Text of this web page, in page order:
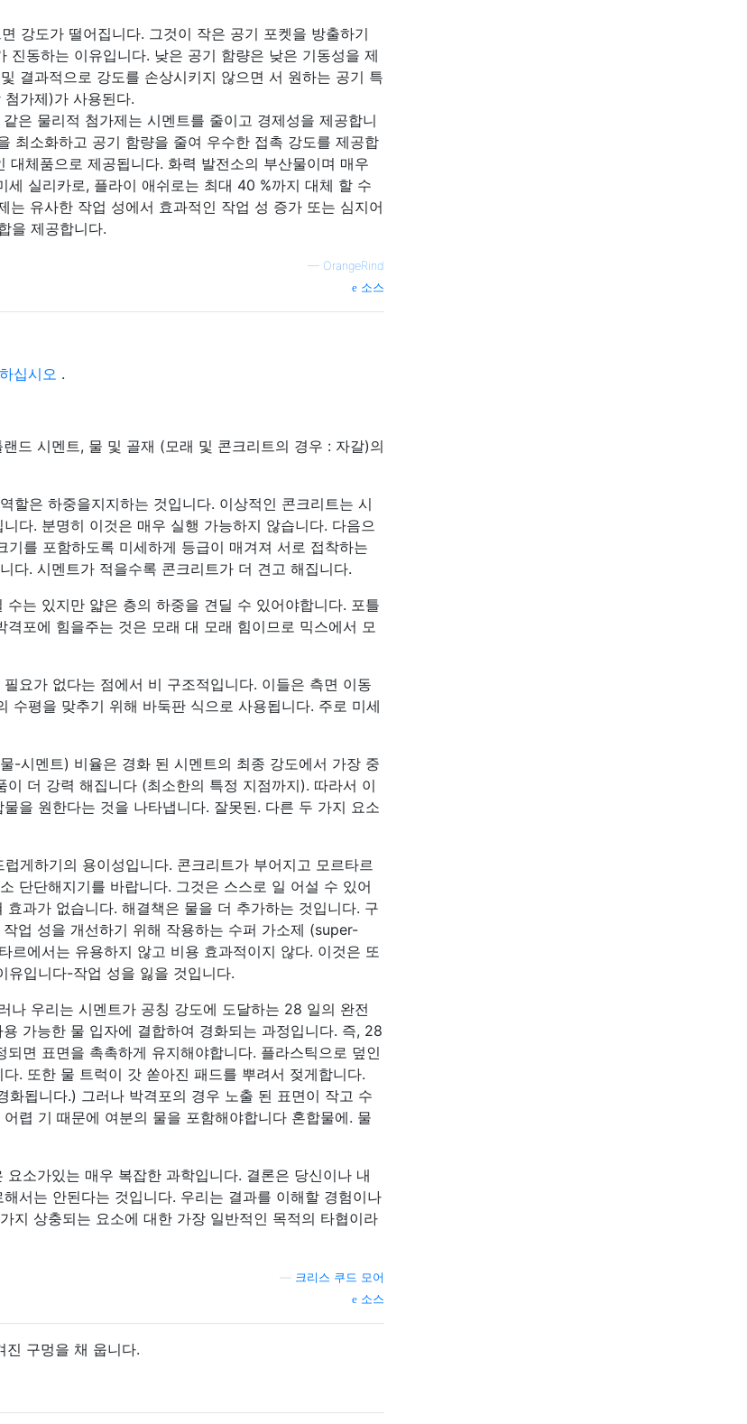
강도가 떨어집니다. 그것이 작은 공기 포켓을 방출하기
진동하는 이유입니다. 낮은 공기 함량은 낮은 기동성을 제
결과적으로 강도를 손상시키지 않으면 서 원하는 공기 특
가제)가 사용된다.
은 물리적 첨가제는 시멘트를 줄이고 경제성을 제공합니
최소화하고 공기 함량을 줄여 우수한 접촉 강도를 제공합
대체품으로 제공됩니다. 화력 발전소의 부산물이며 매우
세 실리카로, 플라이 애쉬로는 최대 40 %까지 대체 할 수
는 유사한 작업 성에서 효과적인 작업 성 증가 또는 심지어
을 제공합니다.
— OrangeRind
소스
하십시오 .
드 시멘트, 물 및 골재 (모래 및 콘크리트의 경우 : 자갈)의
할은 하중을지지하는 것입니다. 이상적인 콘크리트는 시
다. 분명히 이것은 매우 실행 가능하지 않습니다. 다음으
를 포함하도록 미세하게 등급이 매겨져 서로 접착하는
다. 시멘트가 적을수록 콘크리트가 더 견고 해집니다.
는 있지만 얇은 층의 하중을 견딜 수 있어야합니다. 포틀
포에 힘을주는 것은 모래 대 모래 힘이므로 믹스에서 모
요가 없다는 점에서 비 구조적입니다. 이들은 측면 이동
수평을 맞추기 위해 바둑판 식으로 사용됩니다. 주로 미세
-시멘트) 비율은 경화 된 시멘트의 최종 강도에서 가장 중
더 강력 해집니다 (최소한의 특정 지점까지). 따라서 이
을 원한다는 것을 나타냅니다. 잘못된. 다른 두 가지 요소
게하기의 용이성입니다. 콘크리트가 부어지고 모르타르
단단해지기를 바랍니다. 그것은 스스로 일 어설 수 있어
과가 없습니다. 해결책은 물을 더 추가하는 것입니다. 구
업 성을 개선하기 위해 작용하는 수퍼 가소제 (super-
에서는 유용하지 않고 비용 효과적이지 않다. 이것은 또
유입니다-작업 성을 잃을 것입니다.
나 우리는 시멘트가 공칭 강도에 도달하는 28 일의 완전
가능한 물 입자에 결합하여 경화되는 과정입니다. 즉, 28
면 표면을 촉촉하게 유지해야합니다. 플라스틱으로 덮인
. 또한 물 트럭이 갓 쏟아진 패드를 뿌려서 젖게합니다.
됩니다.) 그러나 박격포의 경우 노출 된 표면이 작고 수
렵 기 때문에 여분의 물을 포함해야합니다 혼합물에. 물
소가있는 매우 복잡한 과학입니다. 결론은 당신이나 내
서는 안된다는 것입니다. 우리는 결과를 이해할 경험이나
지 상충되는 요소에 대한 가장 일반적인 목적의 타협이라
크리스 쿠드 모어
소스
진 구멍을 채 웁니다.